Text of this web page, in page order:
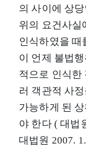
의 사이에 상
위의 요건사실
인식하였을 때
이 언제 불법
적으로 인식한
러 객관적 사
가능하게 된
야 한다 ( 대법
대법원 2007.